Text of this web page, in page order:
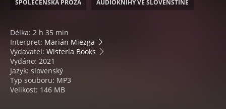
SPOLEČENSKÁ PRÓZA AUDIOKNIHY VE SLOVENŠTINĚ
Délka: 2 h 35 min
Interpret: Marián Miezga
Vydavatel: Wisteria Books
Vydáno: 2021
Jazyk: slovenský
Typ souboru: MP3
Velikost: 146 MB